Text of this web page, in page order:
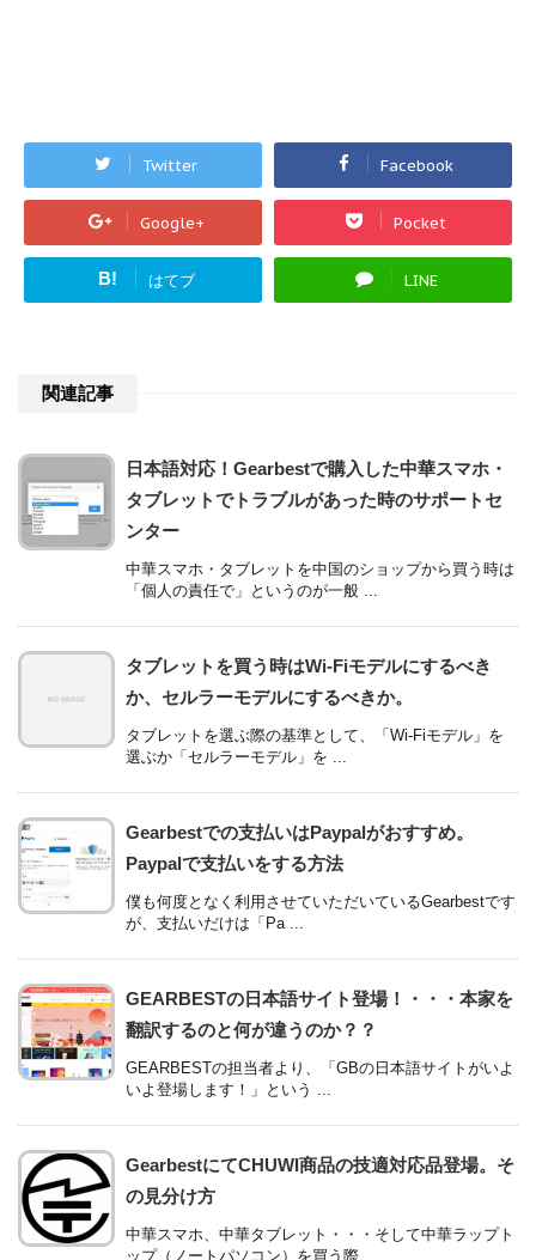
Twitter Facebook
Google+ Pocket
B! はてブ LINE
関連記事
日本語対応！Gearbestで購入した中華スマホ・
タブレットでトラブルがあった時のサポートセ
ンター
中華スマホ・タブレットを中国のショップから買う時は
「個人の責任で」というのが一般 ...
タブレットを買う時はWi-Fiモデルにするべき
か、セルラーモデルにするべきか。
タブレットを選ぶ際の基準として、「Wi-Fiモデル」を
選ぶか「セルラーモデル」を ...
Gearbestでの支払いはPaypalがおすすめ。
Paypalで支払いをする方法
僕も何度となく利用させていただいているGearbestです
が、支払いだけは「Pa ...
GEARBESTの日本語サイト登場！・・・本家を
翻訳するのと何が違うのか？？
GEARBESTの担当者より、「GBの日本語サイトがいよ
いよ登場します！」という ...
GearbestにてCHUWI商品の技適対応品登場。そ
の見分け方
中華スマホ、中華タブレット・・・そして中華ラップト
ップ（ノートパソコン）を買う際 ...